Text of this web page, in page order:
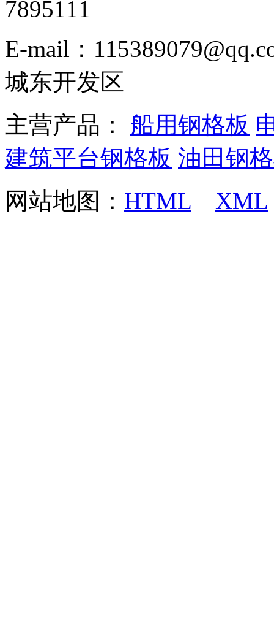
7895111
E-mail：
城东开发区
主营产品： 船用钢格板
建筑平台钢格板 油田钢
网站地图： HTML XML